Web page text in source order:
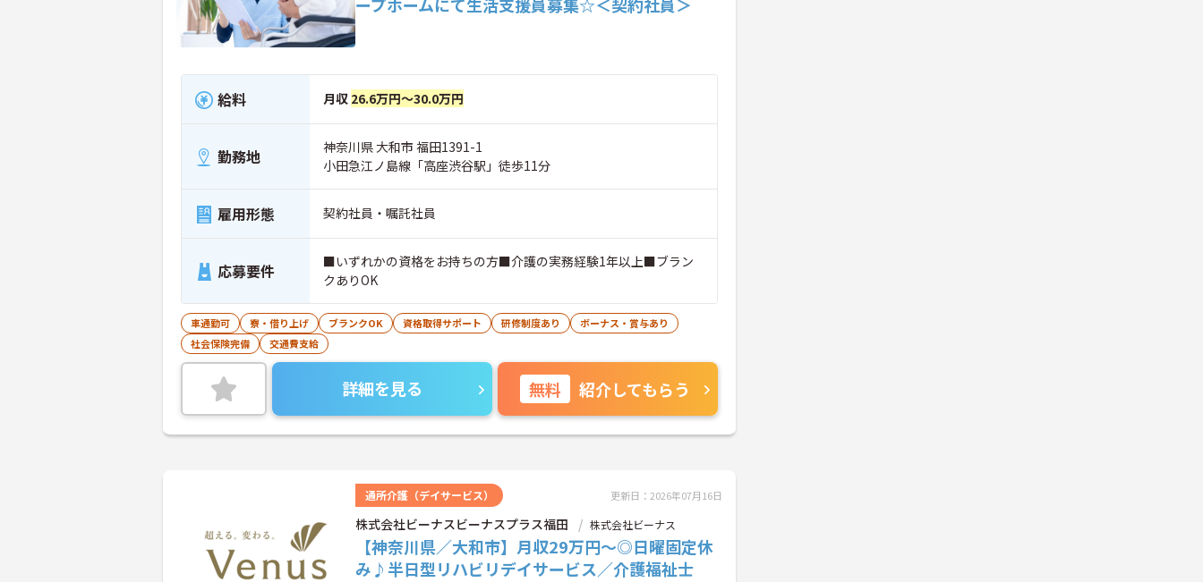
給料 月収 26.6万円～30.0万円
勤務地
神奈川県 大和市 福田1391-1
小田急江ノ島線「高座渋谷駅」徒歩11分
雇用形態 契約社員・嘱託社員
応募要件
■いずれかの資格をお持ちの方■介護の実務経験1年以上■ブラン
クありOK
車通勤可 寮・借り上げ ブランクOK 資格取得サポート 研修制度あり
ボーナス・賞与あり
社会保険完備
交通費支給
詳細を見る 無料 紹介してもらう
通所介護（デイサービス） 更新日：2026年07月16日
株式会社ビーナスビーナスプラス福田 株式会社ビーナス
【神奈川県／大和市】月収29万円～◎日曜固定休
み♪半日型リハビリデイサービス／介護福祉士